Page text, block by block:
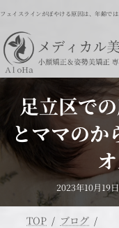
ン
テ
ン
ツ
へ
ッ
プ
ビ
ゲ
ー
シ
ョ
移
動
フェイスラインがぼやける原因は、年齢で
足立区で
とママの
2023年10月19日
TOP
ブログ